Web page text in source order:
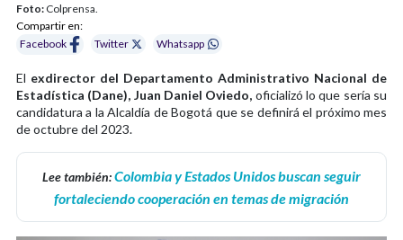
Foto: Colprensa.
Compartir en:
Facebook
Twitter Whatsapp
El exdirector del Departamento Administrativo Nacional de
Estadística (Dane), Juan Daniel Oviedo, oficializó lo que sería su
candidatura a la Alcaldía de Bogotá que se definirá el próximo mes
de octubre del 2023.
Lee también:Colombia y Estados Unidos buscan seguir
fortaleciendo cooperación en temas de migración